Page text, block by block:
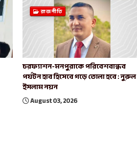
রাজনীতি
চরফ্যাশন-মনপুরাকে পরিবেশবান্ধব
পর্যটন হাব হিসেবে গড়ে তোলা হবে : নুরুল
ইসলাম নয়ন
August 03, 2026